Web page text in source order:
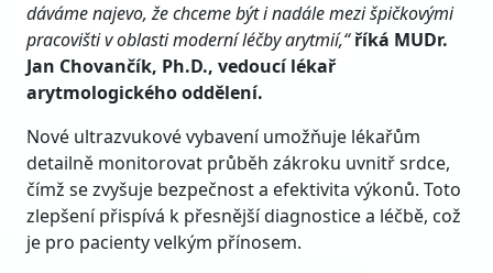
dáváme najevo, že chceme být i nadále mezi špičkovými
pracovišti v oblasti moderní léčby arytmií,“říká MUDr.
Jan Chovančík, Ph.D., vedoucí lékař
arytmologického oddělení.
Nové ultrazvukové vybavení umožňuje lékařům
detailně monitorovat průběh zákroku uvnitř srdce,
čímž se zvyšuje bezpečnost a efektivita výkonů. Toto
zlepšení přispívá k přesnější diagnostice a léčbě, což
je pro pacienty velkým přínosem.